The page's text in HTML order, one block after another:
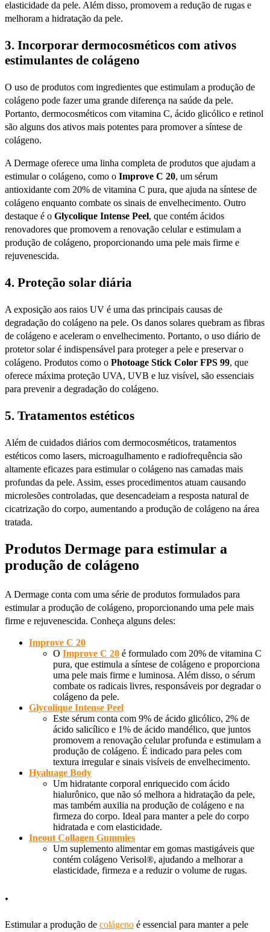
elasticidade da pele. Além disso, promovem a redução de rugas e
melhoram a hidratação da pele.
3. Incorporar dermocosméticos com ativos
estimulantes de colágeno
O uso de produtos com ingredientes que estimulam a produção de
colágeno pode fazer uma grande diferença na saúde da pele.
Portanto, dermocosméticos com vitamina C, ácido glicólico e retinol
são alguns dos ativos mais potentes para promover a síntese de
colágeno.
A Dermage oferece uma linha completa de produtos que ajudam a
estimular o colágeno, como o Improve C 20, um sérum
antioxidante com 20% de vitamina C pura, que ajuda na síntese de
colágeno enquanto combate os sinais de envelhecimento. Outro
destaque é o Glycolique Intense Peel, que contém ácidos
renovadores que promovem a renovação celular e estimulam a
produção de colágeno, proporcionando uma pele mais firme e
rejuvenescida.
4. Proteção solar diária
A exposição aos raios UV é uma das principais causas de
degradação do colágeno na pele. Os danos solares quebram as fibras
de colágeno e aceleram o envelhecimento. Portanto, o uso diário de
protetor solar é indispensável para proteger a pele e preservar o
colágeno. Produtos como o Photoage Stick Color FPS 99, que
oferece máxima proteção UVA, UVB e luz visível, são essenciais
para prevenir a degradação do colágeno.
5. Tratamentos estéticos
Além de cuidados diários com dermocosméticos, tratamentos
estéticos como lasers, microagulhamento e radiofrequência são
altamente eficazes para estimular o colágeno nas camadas mais
profundas da pele. Assim, esses procedimentos atuam causando
microlesões controladas, que desencadeiam a resposta natural de
cicatrização do corpo, aumentando a produção de colágeno na área
tratada.
Produtos Dermage para estimular a
produção de colágeno
A Dermage conta com uma série de produtos formulados para
estimular a produção de colágeno, proporcionando uma pele mais
firme e rejuvenescida. Conheça alguns deles:
Improve C 20
O Improve C 20 é formulado com 20% de vitamina C
pura, que estimula a síntese de colágeno e proporciona
uma pele mais firme e luminosa. Além disso, o sérum
combate os radicais livres, responsáveis por degradar o
colágeno da pele.
Glycolique Intense Peel
Este sérum conta com 9% de ácido glicólico, 2% de
ácido salicílico e 1% de ácido mandélico, que juntos
promovem a renovação celular profunda e estimulam a
produção de colágeno. É indicado para peles com
textura irregular e sinais visíveis de envelhecimento.
Hyaluage Body
Um hidratante corporal enriquecido com ácido
hialurônico, que não só melhora a hidratação da pele,
mas também auxilia na produção de colágeno e na
firmeza do corpo. Ideal para manter a pele do corpo
hidratada e com elasticidade.
Ineout Collagen Gummies
Um suplemento alimentar em gomas mastigáveis que
contém colágeno Verisol®, ajudando a melhorar a
elasticidade, firmeza e a reduzir o volume de rugas.
.
Estimular a produção de colágeno é essencial para manter a pele